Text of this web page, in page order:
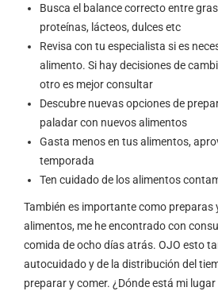
Busca el balance correcto entre
proteínas, lácteos, dulces etc
Revisa con tu especialista si es
alimento. Si hay decisiones de
otro es mejor consultar
Descubre nuevas opciones de
paladar con nuevos alimentos
Gasta menos en tus alimentos,
temporada
Ten cuidado de los alimentos
También es importante como preparas
alimentos, me he encontrado con
comida de ocho días atrás. OJO esto
autocuidado y de la distribución del
preparar y comer. ¿Dónde está mi